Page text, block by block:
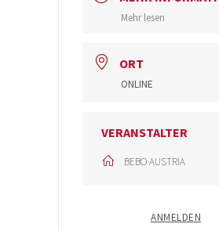
Mehr lesen
ORT
ONLINE
VERANSTALTER
BEBO AUSTRIA
ANMELDEN